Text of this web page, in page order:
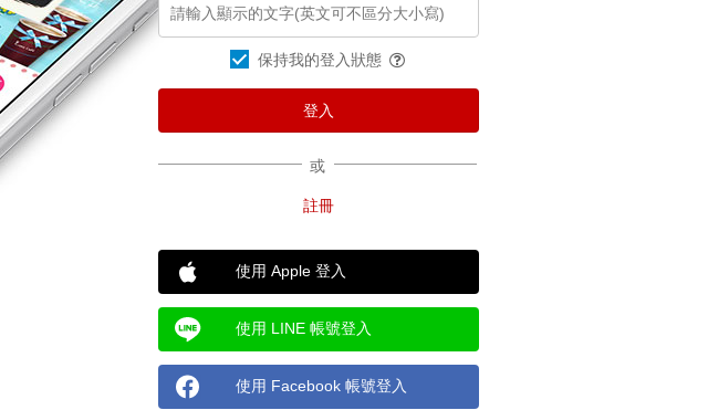
保持我的登入狀態
或
使用 Apple 登入
使用 LINE 帳號登入
使用 Facebook 帳號登入